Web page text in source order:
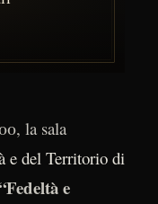
la sala
e del Territorio di
e